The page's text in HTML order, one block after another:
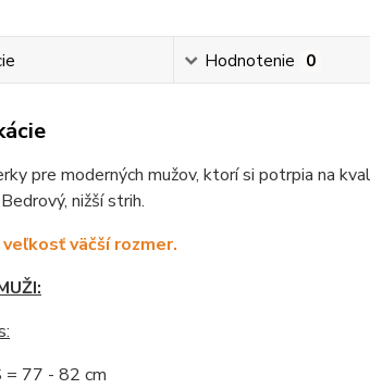
Hodnotenie 0
pre moderných mužov, ktorí si potrpia na
nižší strih.
väčší rozmer.
- 82 cm